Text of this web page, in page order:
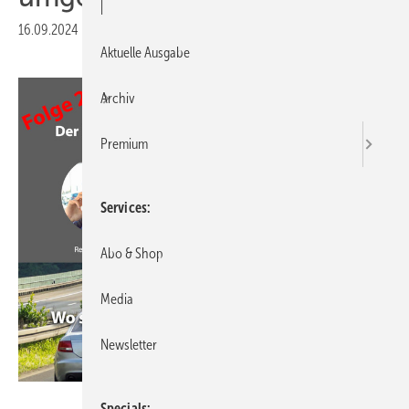
16.09.2024
Aktuelle Ausgabe
Archiv
Premium
Services
Abo & Shop
Media
Newsletter